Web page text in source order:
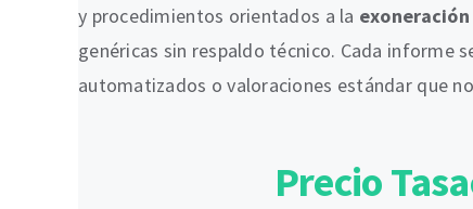
y procedimientos orientados a la
genéricas sin respaldo técnico. Cada informe
automatizados o valoraciones estándar que
Precio